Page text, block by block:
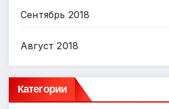
Сентябрь 2018
Август 2018
Категории